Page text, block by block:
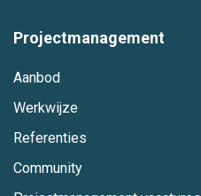
Projectmanagement
Aanbod
Werkwijze
Referenties
Community